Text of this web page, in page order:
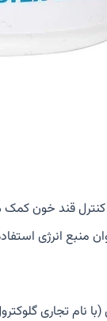
کنترل قند خون
منبع انرژی
نام تجاری